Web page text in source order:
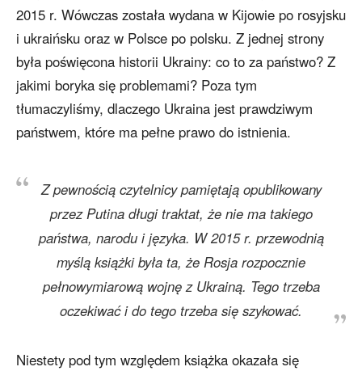
2015 r. Wówczas została wydana w Kijowie po rosyjsku
i ukraińsku oraz w Polsce po polsku. Z jednej strony
była poświęcona historii Ukrainy: co to za państwo? Z
jakimi boryka się problemami? Poza tym
tłumaczyliśmy, dlaczego Ukraina jest prawdziwym
państwem, które ma pełne prawo do istnienia.
Z pewnością czytelnicy pamiętają opublikowany
przez Putina długi traktat, że nie ma takiego
państwa, narodu i języka. W 2015 r. przewodnią
myślą książki była ta, że Rosja rozpocznie
pełnowymiarową wojnę z Ukrainą. Tego trzeba
oczekiwać i do tego trzeba się szykować.
Niestety pod tym względem książka okazała się